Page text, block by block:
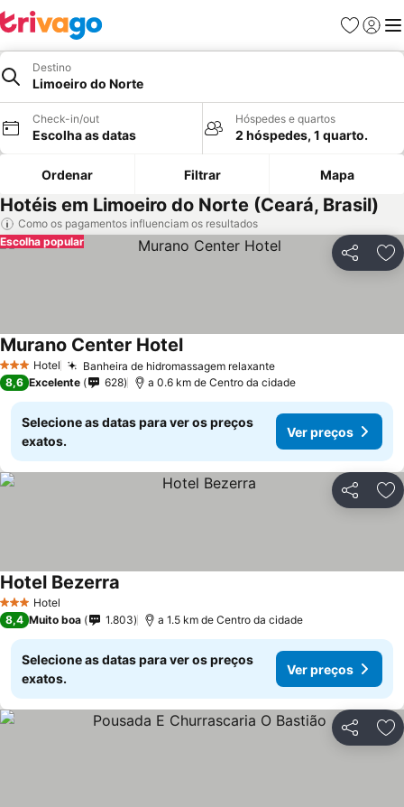
Favoritos
Iniciar
Destino
Limoeiro do Norte
Check-in/out
Escolha as datas
Hóspedes e quartos
2 hóspedes, 1 quarto.
Ordenar Filtrar Mapa
Hotéis em Limoeiro do Norte (Ceará, Brasil)
Como os pagamentos influenciam os resultados
Partilhar
Escolha popular
3 EstrelasHotel Banheira de hidromassagem relaxante
Murano Center Hotel
8,6 Excelente 628 a 0.6 km de Centro da cidade
Selecione as datas para ver os preços
exatos.
Ver preços
Partilhar
3 EstrelasHotel
Hotel Bezerra
8,4 Muito boa 1.803 a 1.5 km de Centro da cidade
Selecione as datas para ver os preços
exatos.
Ver preços
Partilhar